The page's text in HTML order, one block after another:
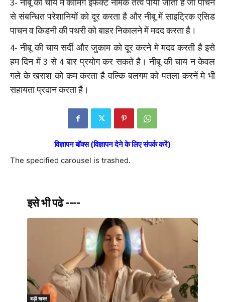
3- नीबू की चाय में कामिंग इफेक्ट नामक तत्व पाया जाता है जो पाचन
से संबन्धित परेशानियों को दूर करता है और नीबू में साइट्रिक एसिड
पाचन व किडनी की पथरी को बाहर निकालने में मदद करता है।
4- नीबू की चाय सर्दी और जुकाम को दूर करने मे मदद करती है इसे
हम दिन में 3 से 4 बार प्रयोग कर सकते है। नीबू की चाय न केवल
गले के खराश को कम करता है वल्कि बलगम को पतला करनें मे भी
सहायता प्रदान करता है।
विज्ञापन बॉक्स (विज्ञापन देने के लिए संपर्क करें)
The specified carousel is trashed.
इसे भी पढे ----
बड़ी खबर